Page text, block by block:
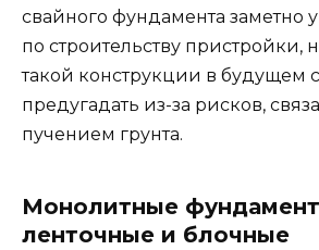
свайного фундамента заметно
по строительству пристройки,
такой конструкции в будущем
предугадать из-за рисков,
пучением грунта.
Монолитные
ленточные и блочные